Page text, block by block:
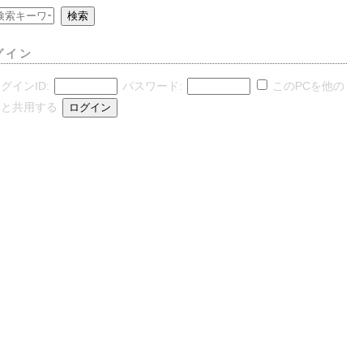
イン
インID: パスワード:
このPCを他の
共用する